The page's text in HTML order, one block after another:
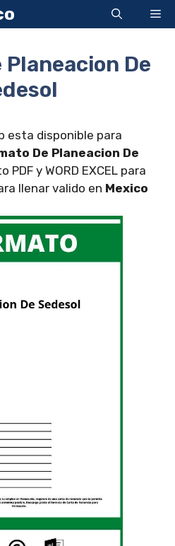
De
esta disponible para
De Planeacion De
PDF y WORD EXCEL para
llenar valido en Mexico